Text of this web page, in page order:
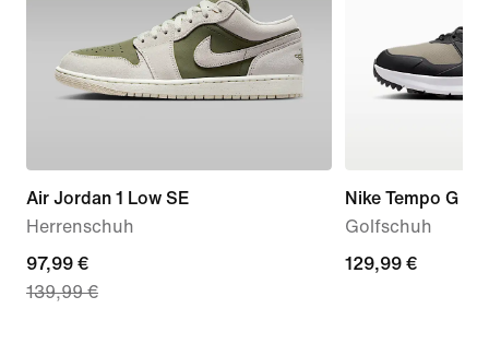
Air Jordan 1 Low SE
Herrenschuh
current
price
97,99 €
139,99 €
Nike Tempo G
Golfschuh
129,99 €
129,99 €